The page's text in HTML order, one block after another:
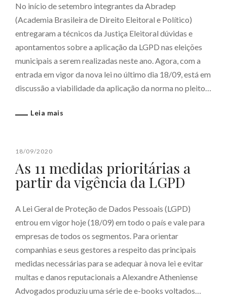
No início de setembro integrantes da Abradep
(Academia Brasileira de Direito Eleitoral e Político)
entregaram a técnicos da Justiça Eleitoral dúvidas e
apontamentos sobre a aplicação da LGPD nas eleições
municipais a serem realizadas neste ano. Agora, com a
entrada em vigor da nova lei no último dia 18/09, está em
discussão a viabilidade da aplicação da norma no pleito…
Leia mais
18/09/2020
As 11 medidas prioritárias a
partir da vigência da LGPD
A Lei Geral de Proteção de Dados Pessoais (LGPD)
entrou em vigor hoje (18/09) em todo o país e vale para
empresas de todos os segmentos. Para orientar
companhias e seus gestores a respeito das principais
medidas necessárias para se adequar à nova lei e evitar
multas e danos reputacionais a Alexandre Atheniense
Advogados produziu uma série de e-books voltados…